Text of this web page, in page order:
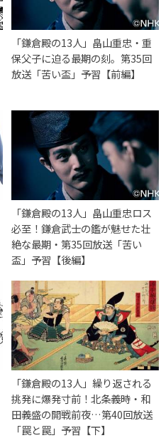
「鎌倉殿の13人」畠山重忠・重
保父子に迫る最期の刻。第35回
放送「苦い盃」予習【前編】
「鎌倉殿の13人」畠山重忠ロス
必至！鎌倉武士の鑑が魅せた壮
絶な最期・第35回放送「苦い
盃」予習【後編】
「鎌倉殿の13人」繰り返される
挑発に爆発寸前！北条義時・和
田義盛の開戦前夜…第40回放送
「罠と罠」予習【下】